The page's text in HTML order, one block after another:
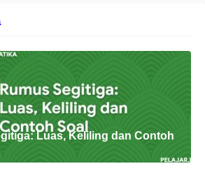
Luas, Keliling dan Contoh